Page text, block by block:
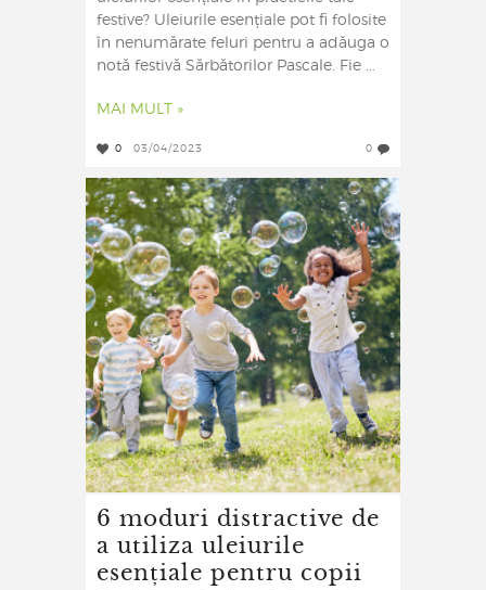
festive? Uleiurile esențiale pot fi folosite
în nenumărate feluri pentru a adăuga o
notă festivă Sărbătorilor Pascale. Fie ...
MAI MULT »
0 03/04/2023 0
6 moduri distractive de
a utiliza uleiurile
esențiale pentru copii